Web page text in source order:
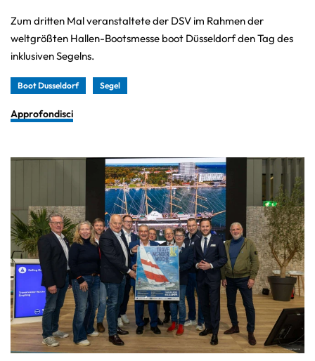
Zum dritten Mal veranstaltete der DSV im Rahmen der
weltgrößten Hallen-Bootsmesse boot Düsseldorf den Tag des
inklusiven Segelns.
Boot Dusseldorf Segel
Approfondisci